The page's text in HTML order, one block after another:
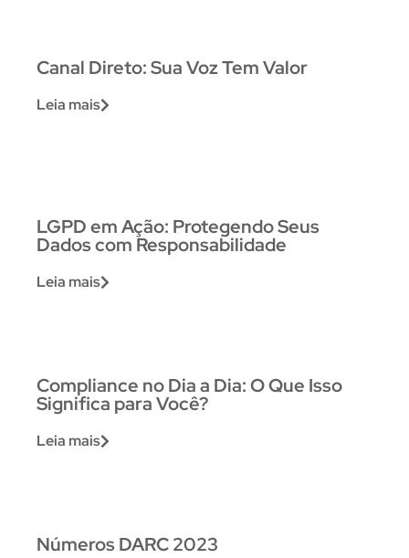
Canal Direto: Sua Voz Tem Valor
Leia mais
LGPD em Ação: Protegendo Seus
Dados com Responsabilidade
Leia mais
Compliance no Dia a Dia: O Que Isso
Significa para Você?
Leia mais
Números DARC 2023